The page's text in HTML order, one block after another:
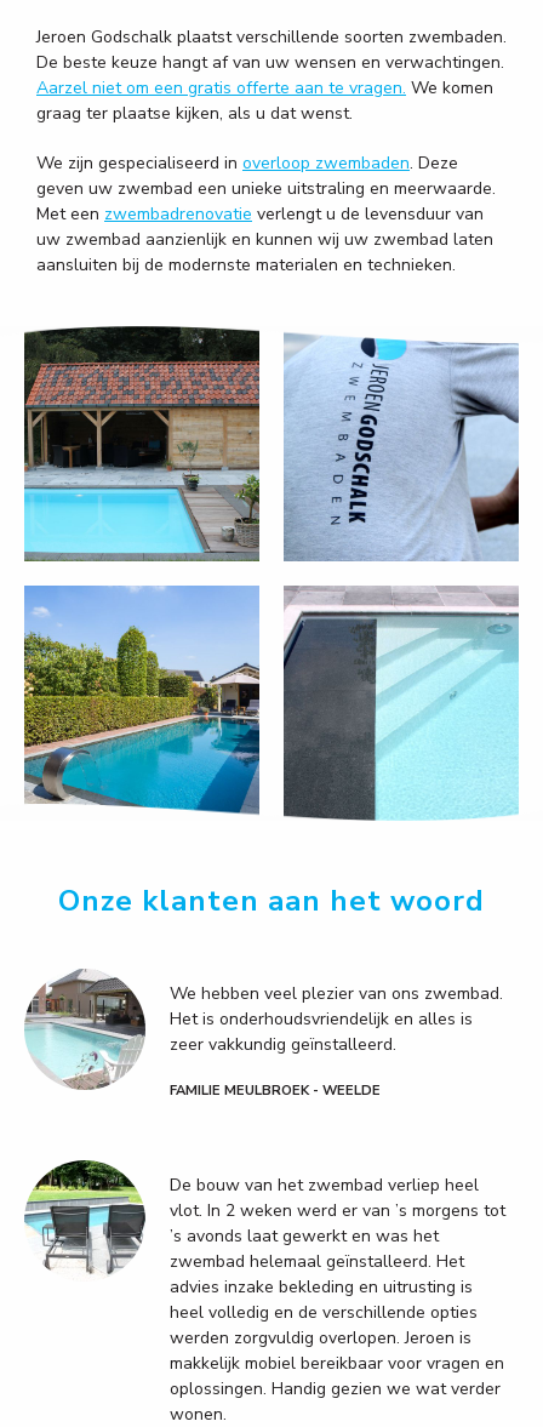
Jeroen Godschalk plaatst verschillende soorten zwembaden.
De beste keuze hangt af van uw wensen en verwachtingen.
Aarzel niet om een gratis offerte aan te vragen. We komen
graag ter plaatse kijken, als u dat wenst.
We zijn gespecialiseerd in overloop zwembaden. Deze
geven uw zwembad een unieke uitstraling en meerwaarde.
Met een zwembadrenovatie verlengt u de levensduur van
uw zwembad aanzienlijk en kunnen wij uw zwembad laten
aansluiten bij de modernste materialen en technieken.
Onze klanten aan het woord
We hebben veel plezier van ons zwembad.
Het is onderhoudsvriendelijk en alles is
zeer vakkundig geïnstalleerd.
FAMILIE MEULBROEK - WEELDE
De bouw van het zwembad verliep heel
vlot. In 2 weken werd er van ’s morgens tot
’s avonds laat gewerkt en was het
zwembad helemaal geïnstalleerd. Het
advies inzake bekleding en uitrusting is
heel volledig en de verschillende opties
werden zorgvuldig overlopen. Jeroen is
makkelijk mobiel bereikbaar voor vragen en
oplossingen. Handig gezien we wat verder
wonen.